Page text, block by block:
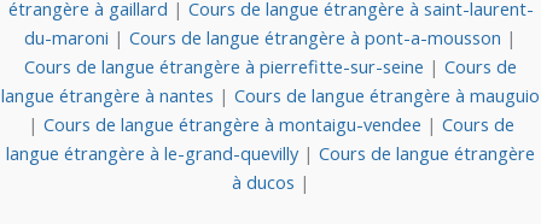
étrangère à gaillard | Cours de langue étrangère à saint-laurent-
du-maroni | Cours de langue étrangère à pont-a-mousson |
Cours de langue étrangère à pierrefitte-sur-seine | Cours de
langue étrangère à nantes | Cours de langue étrangère à mauguio
| Cours de langue étrangère à montaigu-vendee | Cours de
langue étrangère à le-grand-quevilly | Cours de langue étrangère
à ducos |